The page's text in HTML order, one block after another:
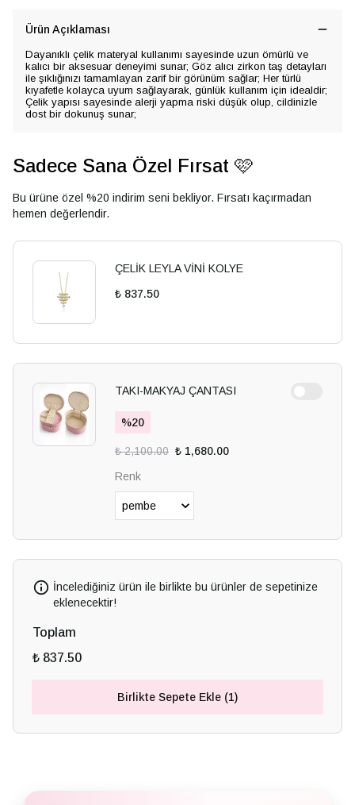
Ürün Açıklaması
Dayanıklı çelik materyal kullanımı sayesinde uzun ömürlü ve
kalıcı bir aksesuar deneyimi sunar; Göz alıcı zirkon taş detayları
ile şıklığınızı tamamlayan zarif bir görünüm sağlar; Her türlü
kıyafetle kolayca uyum sağlayarak, günlük kullanım için idealdir;
Çelik yapısı sayesinde alerji yapma riski düşük olup, cildinizle
dost bir dokunuş sunar;
Sadece Sana Özel Fırsat 🩷
Bu ürüne özel %20 indirim seni bekliyor. Fırsatı kaçırmadan
hemen değerlendir.
ÇELİK LEYLA VİNİ KOLYE
₺ 837.50
TAKI-MAKYAJ ÇANTASI
%20
₺ 2,100.00 ₺ 1,680.00
Renk
İncelediğiniz ürün ile birlikte bu ürünler de sepetinize
eklenecektir!
Toplam
₺ 837.50
Birlikte Sepete Ekle (1)